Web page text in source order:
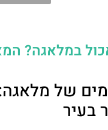
במלאגה?
של
בעיר